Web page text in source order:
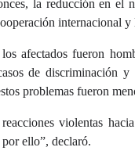
la reducción en el
internacional y
afectados fueron
de discriminación
problemas fueron
violentas
ello”, declaró.